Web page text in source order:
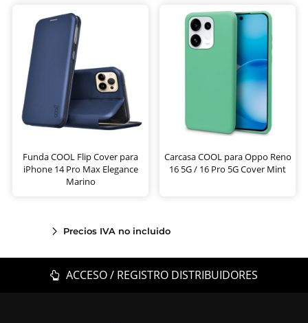
Funda COOL Flip Cover para
iPhone 14 Pro Max Elegance
Marino
Carcasa COOL para Oppo Reno
16 5G / 16 Pro 5G Cover Mint
Precios IVA no incluido
ACCESO / REGISTRO DISTRIBUIDORES